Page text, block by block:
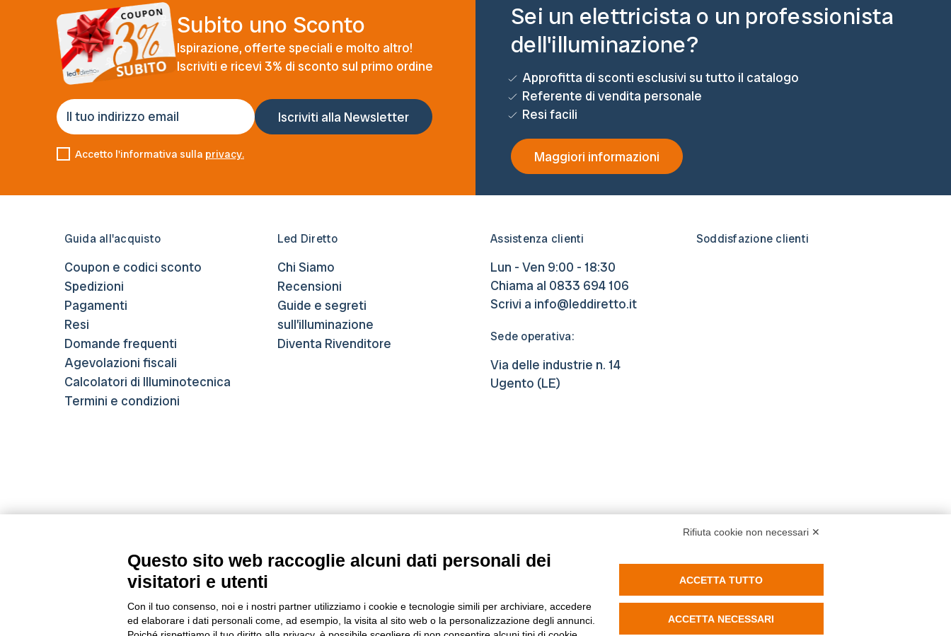
Subito uno Sconto
Ispirazione, offerte speciali e molto altro!
Iscriviti e ricevi 3% di sconto sul primo ordine
Accetto l'informativa sulla privacy.
Sei un elettricista o un professionista
dell'illuminazione?
Approfitta di sconti esclusivi su tutto il catalogo
Referente di vendita personale
Resi facili
Maggiori informazioni
Guida all'acquisto
Coupon e codici sconto
Spedizioni
Pagamenti
Resi
Domande frequenti
Agevolazioni fiscali
Calcolatori di Illuminotecnica
Termini e condizioni
Led Diretto
Chi Siamo
Recensioni
Guide e segreti
sull’illuminazione
Diventa Rivenditore
Assistenza clienti
Lun - Ven 9:00 - 18:30
Chiama al 0833 694 106
Scrivi a info@leddiretto.it
Sede operativa:
Via delle industrie n. 14
Ugento (LE)
Soddisfazione clienti
Metodi di pagamento
Rifiuta cookie non necessari ✕
Questo sito web raccoglie alcuni dati personali dei
visitatori e utenti
Con il tuo consenso, noi e i nostri partner utilizziamo i cookie e tecnologie simili per archiviare, accedere
ed elaborare i dati personali come, ad esempio, la visita al sito web o la personalizzazione degli annunci.
ACCETTA TUTTO
ACCETTA NECESSARI